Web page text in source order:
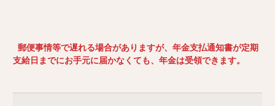
郵便事情等で遅れる場合がありますが、年金支払通知書が定期
支給日までにお手元に届かなくても、年金は受領できます。